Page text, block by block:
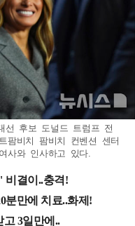
선 후보 도널드 트럼프 전
팜비치 팜비치 컨벤션 센터
사와 인사하고 있다.